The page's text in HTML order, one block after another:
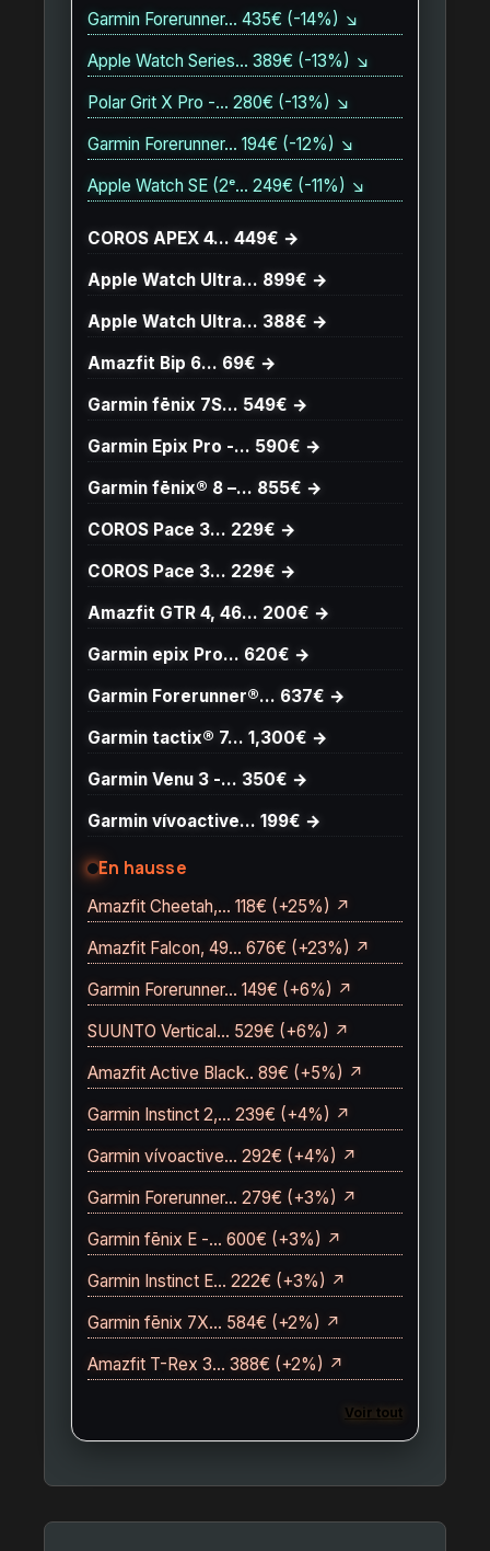
Garmin Forerunner… 435€ (-14%) ↘
Apple Watch Series… 389€ (-13%) ↘
Polar Grit X Pro -… 280€ (-13%) ↘
Garmin Forerunner… 194€ (-12%) ↘
Apple Watch SE (2ᵉ… 249€ (-11%) ↘
COROS APEX 4… 449€ →
Apple Watch Ultra… 899€ →
Apple Watch Ultra… 388€ →
Amazfit Bip 6… 69€ →
Garmin fēnix 7S… 549€ →
Garmin Epix Pro -… 590€ →
Garmin fēnix® 8 –… 855€ →
COROS Pace 3… 229€ →
COROS Pace 3… 229€ →
Amazfit GTR 4, 46… 200€ →
Garmin epix Pro… 620€ →
Garmin Forerunner®… 637€ →
Garmin tactix® 7… 1,300€ →
Garmin Venu 3 -… 350€ →
Garmin vívoactive… 199€ →
En hausse
Amazfit Cheetah,… 118€ (+25%) ↗
Amazfit Falcon, 49… 676€ (+23%) ↗
Garmin Forerunner… 149€ (+6%) ↗
SUUNTO Vertical… 529€ (+6%) ↗
Amazfit Active Black.. 89€ (+5%) ↗
Garmin Instinct 2,… 239€ (+4%) ↗
Garmin vívoactive… 292€ (+4%) ↗
Garmin Forerunner… 279€ (+3%) ↗
Garmin fēnix E -… 600€ (+3%) ↗
Garmin Instinct E… 222€ (+3%) ↗
Garmin fēnix 7X… 584€ (+2%) ↗
Amazfit T-Rex 3… 388€ (+2%) ↗
Voir tout